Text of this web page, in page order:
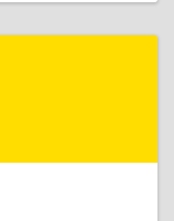
г, Гагарина